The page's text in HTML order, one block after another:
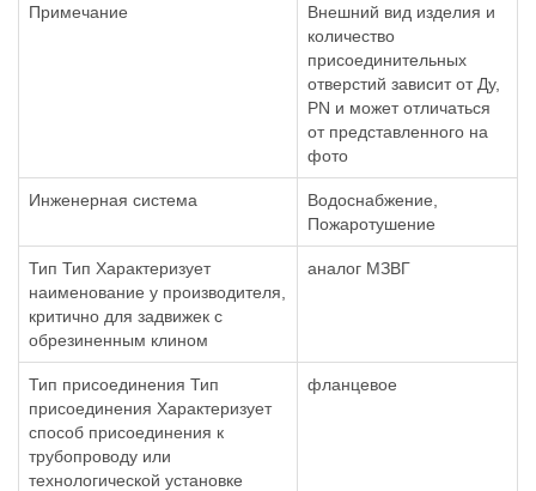
Примечание
Внешний вид изделия и
количество
присоединительных
отверстий зависит от Ду,
PN и может отличаться
от представленного на
фото
Инженерная система
Водоснабжение,
Пожаротушение
Тип Тип Характеризует
наименование у производителя,
критично для задвижек с
обрезиненным клином
аналог МЗВГ
Тип присоединения Тип
присоединения Характеризует
способ присоединения к
трубопроводу или
технологической установке
фланцевое